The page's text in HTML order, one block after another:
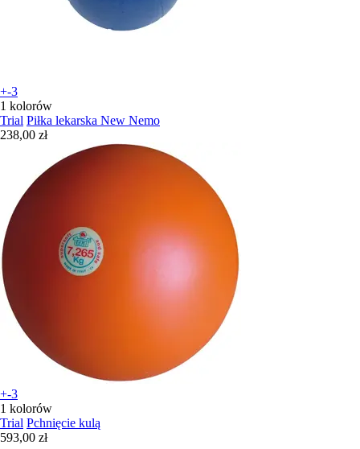
+-3
1 kolorów
Trial Piłka lekarska New Nemo
238,00 zł
+-3
1 kolorów
Trial Pchnięcie kulą
593,00 zł